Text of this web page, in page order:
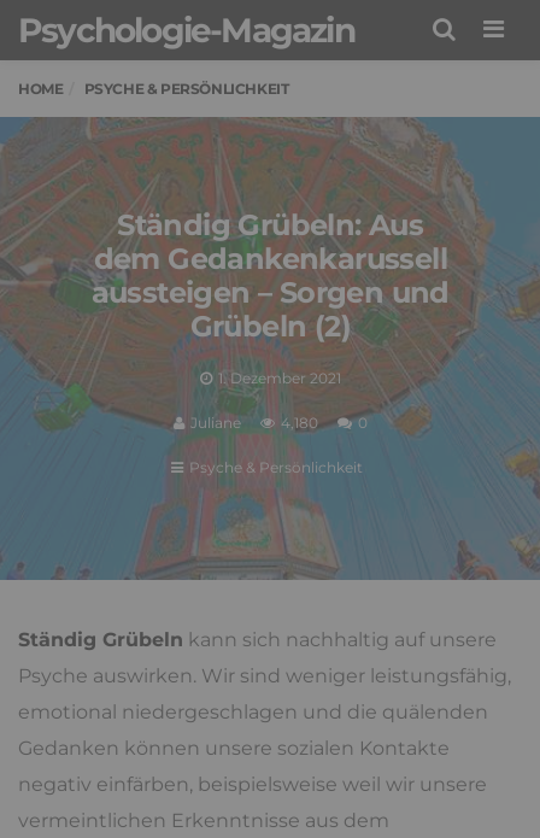
Psychologie-Magazin
HOME PSYCHE & PERSÖNLICHKEIT
Ständig Grübeln: Aus
dem Gedankenkarussell
aussteigen – Sorgen und
Grübeln (2)
1. Dezember 2021
Juliane 4,180 0
Psyche & Persönlichkeit
Ständig Grübeln kann sich nachhaltig auf unsere
Psyche auswirken. Wir sind weniger leistungsfähig,
emotional niedergeschlagen und die quälenden
Gedanken können unsere sozialen Kontakte
negativ einfärben, beispielsweise weil wir unsere
vermeintlichen Erkenntnisse aus dem